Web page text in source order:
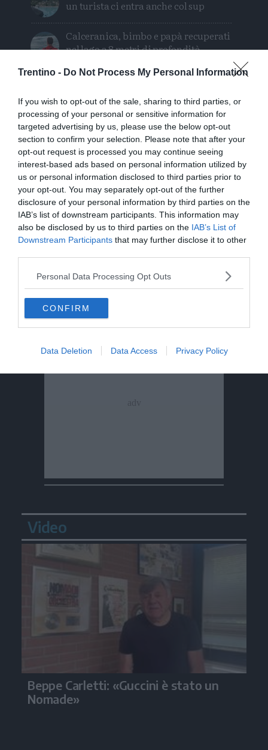
Trentino - Do Not Process My Personal Information
If you wish to opt-out of the sale, sharing to third parties, or
processing of your personal or sensitive information for
targeted advertising by us, please use the below opt-out
section to confirm your selection. Please note that after your
opt-out request is processed you may continue seeing
interest-based ads based on personal information utilized by
us or personal information disclosed to third parties prior to
your opt-out. You may separately opt-out of the further
disclosure of your personal information by third parties on the
IAB’s list of downstream participants. This information may
also be disclosed by us to third parties on the IAB’s List of
Downstream Participants that may further disclose it to other
Personal Data Processing Opt Outs
CONFIRM
Data Deletion Data Access Privacy Policy
un turista ci entra anche col sup
Calceranica, bimbo e papà recuperati
nel lago a 8 metri di profondità
Solo venerdì un calo delle temperature
Tragedia in piscina: perde la vita un
ragazzo di Trento
Morto Mattia Maestri: aveva 13 anni, in
coma dal 2017 dopo un formaggio
contaminato
Sei escursionisti bloccati dal
maltempo: intervento del Soccorso
Alpino
Video
Beppe Carletti: «Guccini è stato un
Nomade»